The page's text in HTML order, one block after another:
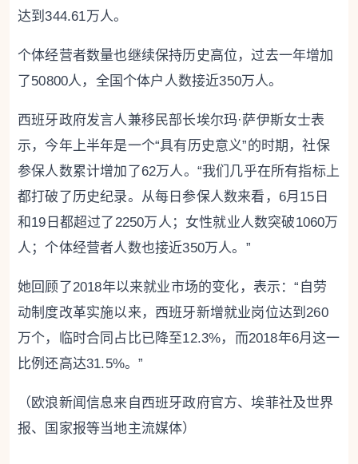
达到344.61万人。
个体经营者数量也继续保持历史高位，过去一年增加
了50800人，全国个体户人数接近350万人。
西班牙政府发言人兼移民部长埃尔玛·萨伊斯女士表
示，今年上半年是一个“具有历史意义”的时期，社保
参保人数累计增加了62万人。“我们几乎在所有指标上
都打破了历史纪录。从每日参保人数来看，6月15日
和19日都超过了2250万人；女性就业人数突破1060万
人；个体经营者人数也接近350万人。”
她回顾了2018年以来就业市场的变化，表示：“自劳
动制度改革实施以来，西班牙新增就业岗位达到260
万个，临时合同占比已降至12.3%，而2018年6月这一
比例还高达31.5%。”
（欧浪新闻信息来自西班牙政府官方、埃菲社及世界
报、国家报等当地主流媒体）